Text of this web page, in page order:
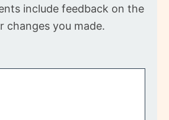
include feedback on the
changes you made.